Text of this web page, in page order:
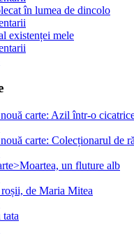
în lumea de dincolo
existenței mele
carte: Azil într-o
carte: Colecționarul de
un fluture alb
de Maria Mitea